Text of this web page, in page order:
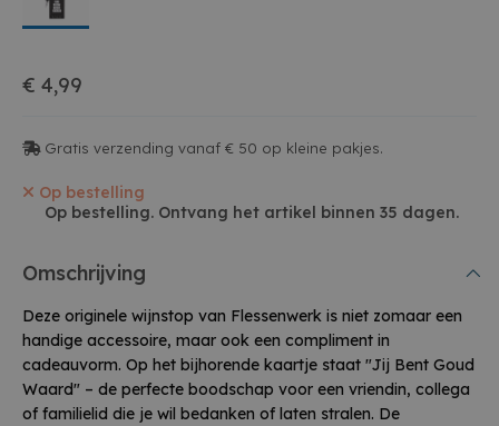
€ 4,99
Gratis verzending vanaf € 50 op kleine pakjes.
Op bestelling
Op bestelling. Ontvang het artikel binnen 35 dagen.
Omschrijving
Deze originele wijnstop van Flessenwerk is niet zomaar een
handige accessoire, maar ook een compliment in
cadeauvorm. Op het bijhorende kaartje staat "Jij Bent Goud
Waard" – de perfecte boodschap voor een vriendin, collega
of familielid die je wil bedanken of laten stralen. De